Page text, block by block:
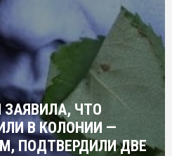
ЧТО
В КОЛОНИИ —
ПОДТВЕРДИЛИ ДВЕ